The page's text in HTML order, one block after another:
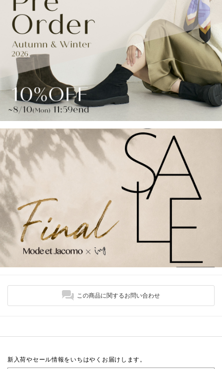
この商品に関するお問い合わせ
新入荷やセール情報をいちはやくお届けします。